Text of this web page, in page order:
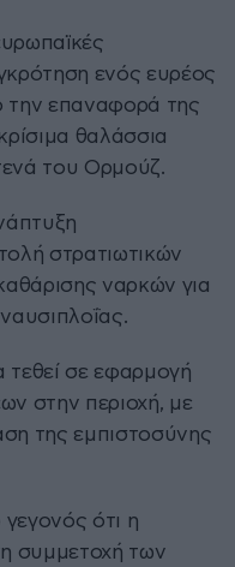
ενός ευρέος
την επαναφορά της
θαλάσσια
του Ορμούζ.
στρατιωτικών
ναρκών για
τεθεί σε εφαρμογή
στην περιοχή, με
της εμπιστοσύνης
γεγονός ότι η
συμμετοχή των